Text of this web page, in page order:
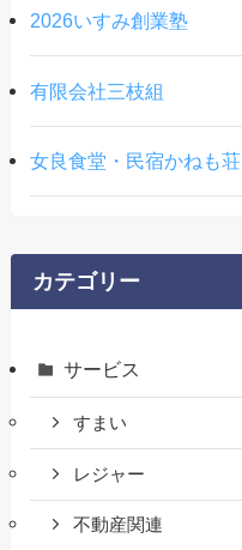
2026いすみ創業塾
有限会社三枝組
女良食堂・民宿かねも荘
カテゴリー
サービス
すまい
レジャー
不動産関連